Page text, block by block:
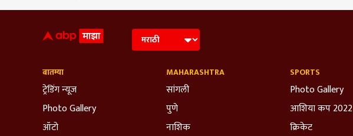
बातम्या
ट्रेडिंग न्यूज
Photo Gallery
ऑटो
MAHARASHTRA
सांगली
पुणे
नाशिक
SPORTS
Photo Gallery
आशिया कप 2022
क्रिकेट